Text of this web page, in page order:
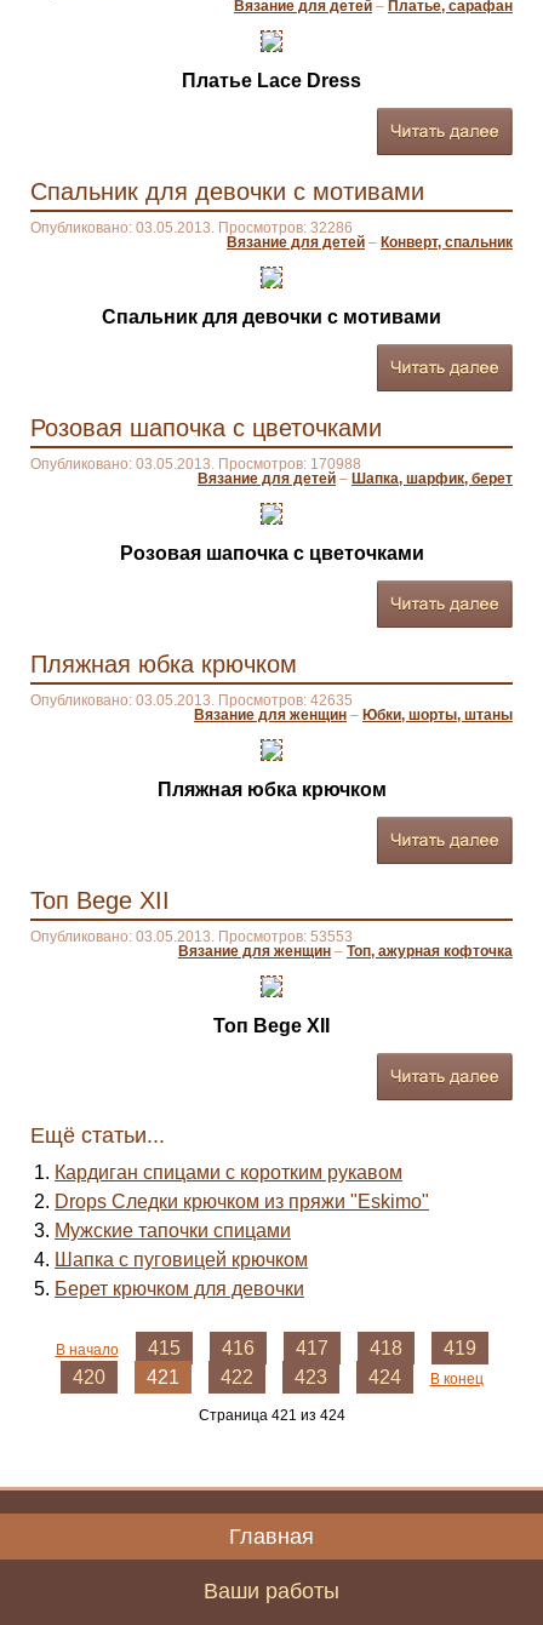
Вязание для детей – Платье, сарафан
Платье Lace Dress
Спальник для девочки с мотивами
Опубликовано: 03.05.2013. Просмотров: 32286
Вязание для детей – Конверт, спальник
Спальник для девочки с мотивами
Розовая шапочка с цветочками
Опубликовано: 03.05.2013. Просмотров: 170988
Вязание для детей – Шапка, шарфик, берет
Розовая шапочка с цветочками
Пляжная юбка крючком
Опубликовано: 03.05.2013. Просмотров: 42635
Вязание для женщин – Юбки, шорты, штаны
Пляжная юбка крючком
Топ Bege XII
Опубликовано: 03.05.2013. Просмотров: 53553
Вязание для женщин – Топ, ажурная кофточка
Топ Bege XII
Ещё статьи...
Кардиган спицами с коротким рукавом
Drops Следки крючком из пряжи "Eskimo"
Мужские тапочки спицами
Шапка с пуговицей крючком
Берет крючком для девочки
В начало 415 416 417 418
419
420
421 422 423 424 В конец
Страница 421 из 424
Главная
Ваши работы